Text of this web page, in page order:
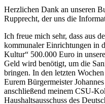
Herzlichen Dank an unseren
Rupprecht, der uns die
Ich freue mich sehr, dass aus
kommunaler Einrichtungen in
Kultur“ 500.000 Euro in
Geld wird benötigt, um die
bringen. In den letzten
Eurem Bürgermeister
anschließend meinem CSU-
Haushaltsausschuss des